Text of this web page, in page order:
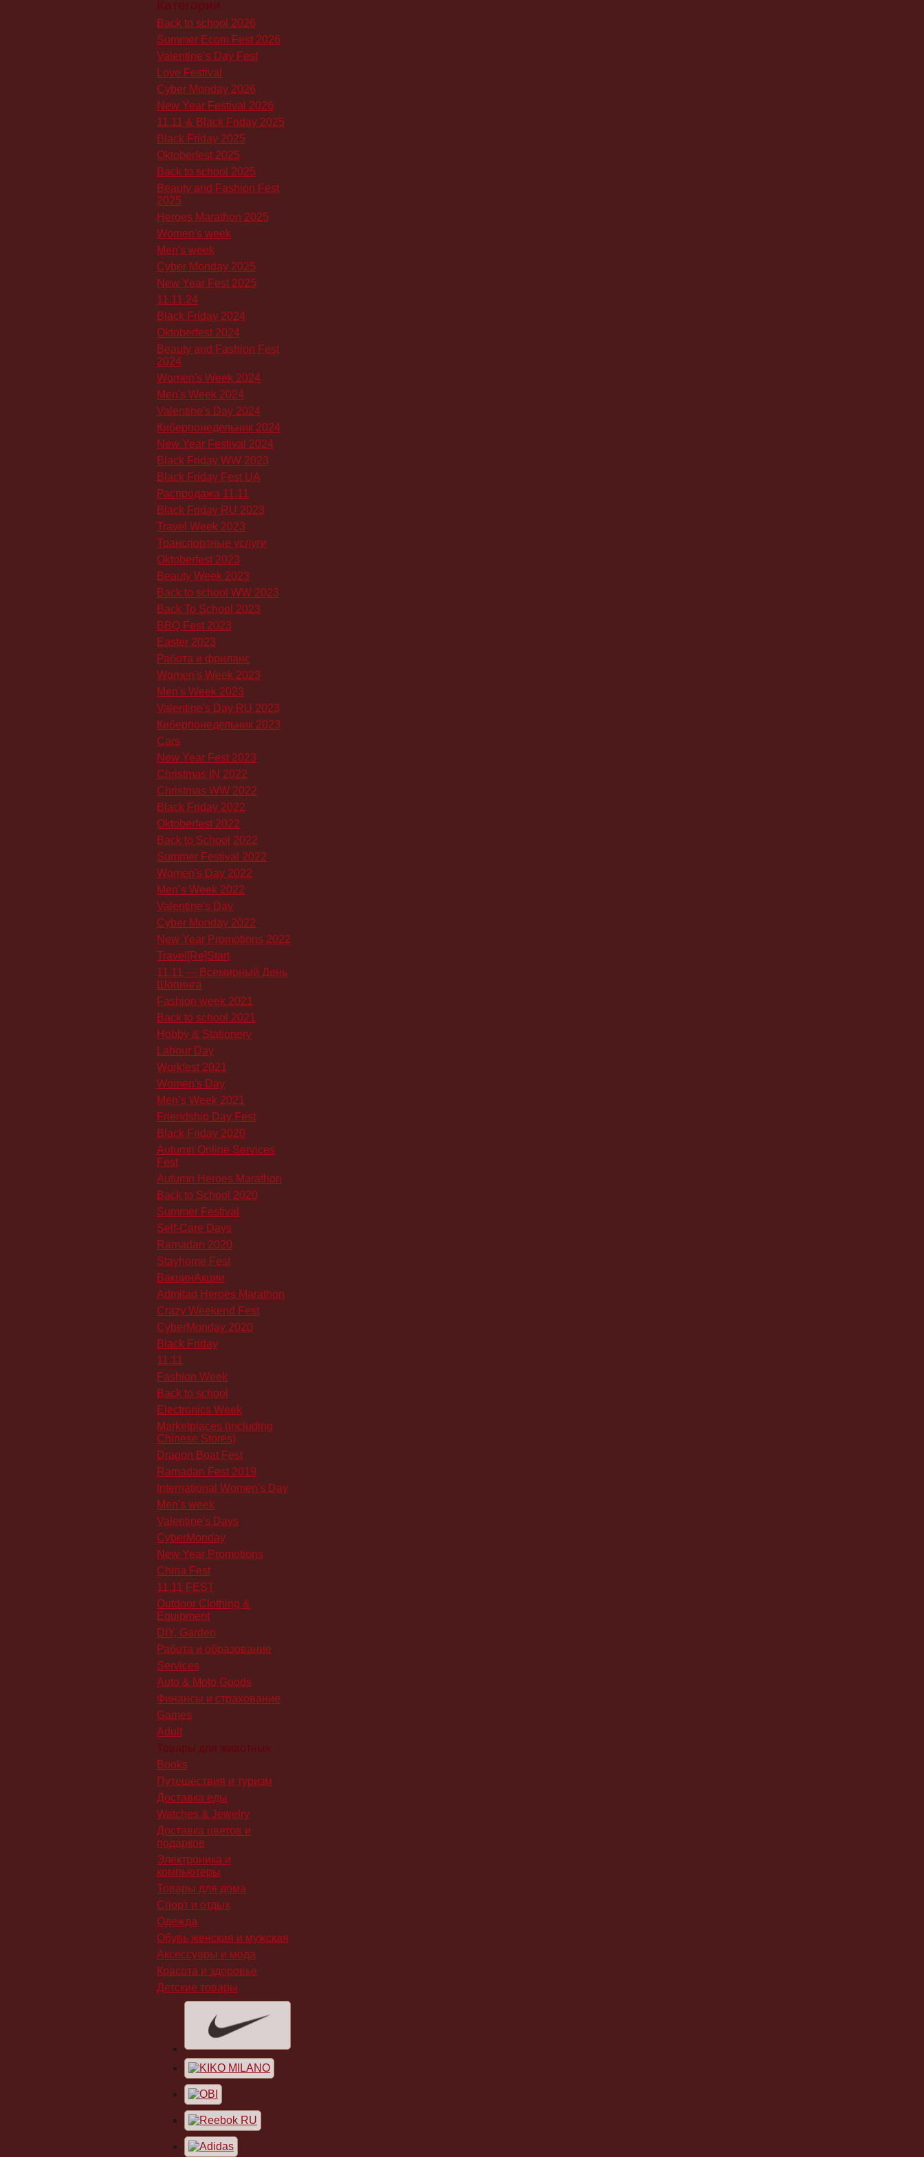
Категории
Back to school 2026
Summer Ecom Fest 2026
Valentine’s Day Fest
Love Festival
Cyber Monday 2026
New Year Festival 2026
11.11 & Black Friday 2025
Black Friday 2025
Oktoberfest 2025
Back to school 2025
Beauty and Fashion Fest
2025
Heroes Marathon 2025
Women's week
Men's week
Cyber Monday 2025
New Year Fest 2025
11.11.24
Black Friday 2024
Oktoberfest 2024
Beauty and Fashion Fest
2024
Women's Week 2024
Men's Week 2024
Valentine's Day 2024
Киберпонедельник 2024
New Year Festival 2024
Black Friday WW 2023
Black Friday Fest UA
Распродажа 11.11
Black Friday RU 2023
Travel Week 2023
Транспортные услуги
Oktoberfest 2023
Beauty Week 2023
Back to school WW 2023
Back To School 2023
BBQ Fest 2023
Easter 2023
Работа и фриланс
Women's Week 2023
Men's Week 2023
Valentine's Day RU 2023
Киберпонедельник 2023
Cars
New Year Fest 2023
Christmas IN 2022
Christmas WW 2022
Black Friday 2022
Oktoberfest 2022
Back to School 2022
Summer Festival 2022
Women's Day 2022
Men’s Week 2022
Valentine's Day
Cyber Monday 2022
New Year Promotions 2022
Travel[Re]Start
11.11 — Всемирный День
Шопинга
Fashion week 2021
Back to school 2021
Hobby & Stationery
Labour Day
Workfest 2021
Women's Day
Men’s Week 2021
Friendship Day Fest
Black Friday 2020
Autumn Online Services
Fest
Autumn Heroes Marathon
Back to School 2020
Summer Festival
Self-Care Days
Ramadan 2020
Stayhome Fest
ВакцинАкции
Admitad Heroes Marathon
Crazy Weekend Fest
CyberMonday 2020
Black Friday
11.11
Fashion Week
Back to school
Electronics Week
Marketplaces (including
Chinese Stores)
Dragon Boat Fest
Ramadan Fest 2019
International Women's Day
Men's week
Valentine's Days
CyberMonday
New Year Promotions
China Fest
11.11 FEST
Outdoor Clothing &
Equipment
DIY, Garden
Работа и образование
Services
Auto & Moto Goods
Финансы и страхование
Games
Adult
Товары для животных
Books
Путешествия и туризм
Доставка еды
Watches & Jewelry
Доставка цветов и
подарков
Электроника и
компьютеры
Товары для дома
Спорт и отдых
Одежда
Обувь женская и мужская
Аксессуары и мода
Красота и здоровье
Детские товары